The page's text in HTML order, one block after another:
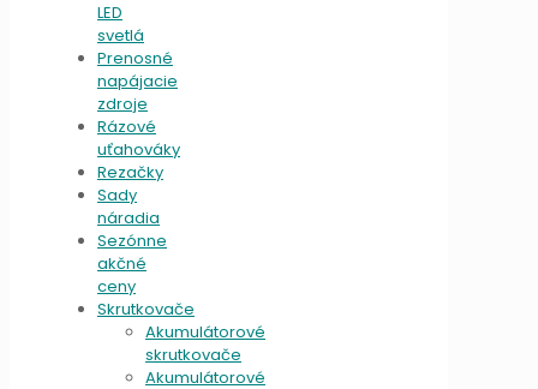
LED
svetlá
Prenosné
napájacie
zdroje
Rázové
uťahováky
Rezačky
Sady
náradia
Sezónne
akčné
ceny
Skrutkovače
Akumulátorové
skrutkovače
Akumulátorové